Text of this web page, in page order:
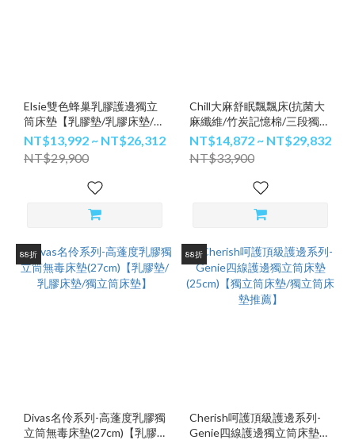
Elsie雙色蜂巢乳膠護邊獨立
筒床墊【乳膠墊/乳膠床墊/獨
立筒床墊】
NT$13,992 ~ NT$26,312
NT$29,900
Chill大麻舒眠飄飄床(抗菌大
麻纖維/竹炭記憶棉/三段獨立
筒)【獨立筒床墊/獨立筒床墊
推薦/記憶床墊】
NT$14,872 ~ NT$29,832
NT$33,900
88折
Divas名伶系列-高蓬度乳膠獨
立筒無毒床墊(27cm)【乳膠
88折
Cherish呵護頂級護邊系列-
Genie四線護邊獨立筒床墊